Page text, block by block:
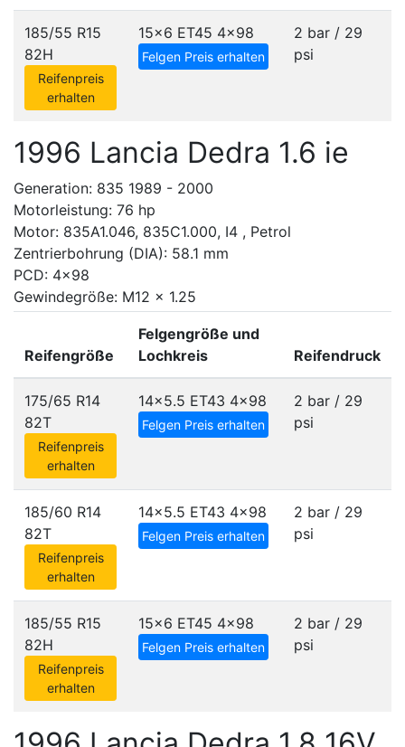
185/55 R15
82H
Reifenpreis
erhalten
15x6 ET45 4x98
Felgen Preis erhalten
2 bar / 29
psi
1996 Lancia Dedra 1.6 ie
Generation: 835 1989 - 2000
Motorleistung: 76 hp
Motor: 835A1.046, 835C1.000, I4 , Petrol
Zentrierbohrung (DIA): 58.1 mm
PCD: 4x98
Gewindegröße: M12 x 1.25
Reifengröße
Felgengröße und
Lochkreis
Reifendruck
175/65 R14
82T
Reifenpreis
erhalten
14x5.5 ET43 4x98
Felgen Preis erhalten
2 bar / 29
psi
185/60 R14
82T
Reifenpreis
erhalten
14x5.5 ET43 4x98
Felgen Preis erhalten
2 bar / 29
psi
185/55 R15
82H
Reifenpreis
erhalten
15x6 ET45 4x98
Felgen Preis erhalten
2 bar / 29
psi